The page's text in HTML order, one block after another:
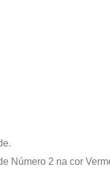
Número 2 na cor